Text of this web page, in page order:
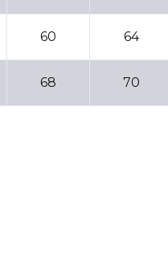
60 64
68 70